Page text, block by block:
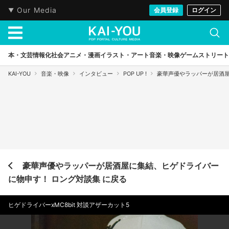
Our Media 会員登録 ログイン
本・文芸情報化社会アニメ・漫画イラスト・アート音楽・映像ゲームストリート
KAI-YOU 音楽・映像 インタビュー POP UP ! 豪華声優やラッパーが居酒
豪華声優やラッパーが居酒屋に集結、ヒゲドライバー
に物申す！ ロング対談集 に戻る
ヒゲドライバーxMC8bit 対談アザーカット5